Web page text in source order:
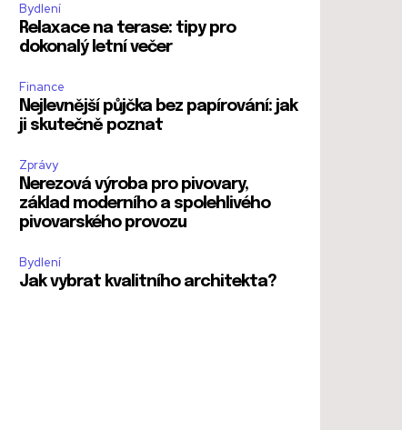
Bydlení
Relaxace na terase: tipy pro
dokonalý letní večer
Finance
Nejlevnější půjčka bez papírování: jak
ji skutečně poznat
Zprávy
Nerezová výroba pro pivovary,
základ moderního a spolehlivého
pivovarského provozu
Bydlení
Jak vybrat kvalitního architekta?